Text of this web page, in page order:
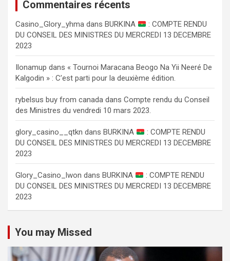
Commentaires récents
Сasino_Glory_yhma dans BURKINA
: COMPTE RENDU
DU CONSEIL DES MINISTRES DU MERCREDI 13 DECEMBRE
2023
Ilonamup dans « Tournoi Maracana Beogo Na Yii Neeré De
Kalgodin » : C’est parti pour la deuxième édition.
rybelsus buy from canada dans Compte rendu du Conseil
des Ministres du vendredi 10 mars 2023.
glory_casino__qtkn dans BURKINA
: COMPTE RENDU
DU CONSEIL DES MINISTRES DU MERCREDI 13 DECEMBRE
2023
Glory_Casino_lwon dans BURKINA
: COMPTE RENDU
DU CONSEIL DES MINISTRES DU MERCREDI 13 DECEMBRE
2023
You may Missed